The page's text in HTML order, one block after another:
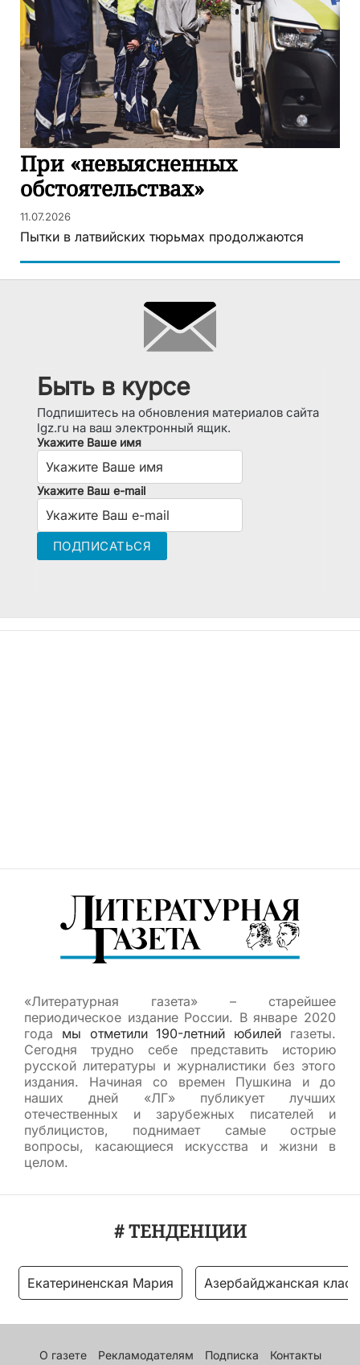
При «невыясненных
обстоятельствах»
11.07.2026
Пытки в латвийских тюрьмах продолжаются
Быть в курсе
Подпишитесь на обновления материалов сайта
lgz.ru на ваш электронный ящик.
Укажите Ваше имя
Укажите Ваш e-mail
«Литературная газета» – старейшее
периодическое издание России. В январе 2020
года мы отметили 190-летний юбилей газеты.
Сегодня трудно себе представить историю
русской литературы и журналистики без этого
издания. Начиная со времен Пушкина и до
наших дней «ЛГ» публикует лучших
отечественных и зарубежных писателей и
публицистов, поднимает самые острые
вопросы, касающиеся искусства и жизни в
целом.
# ТЕНДЕНЦИИ
Екатериненская Мария Азербайджанская
О газете Рекламодателям Подписка Контакты